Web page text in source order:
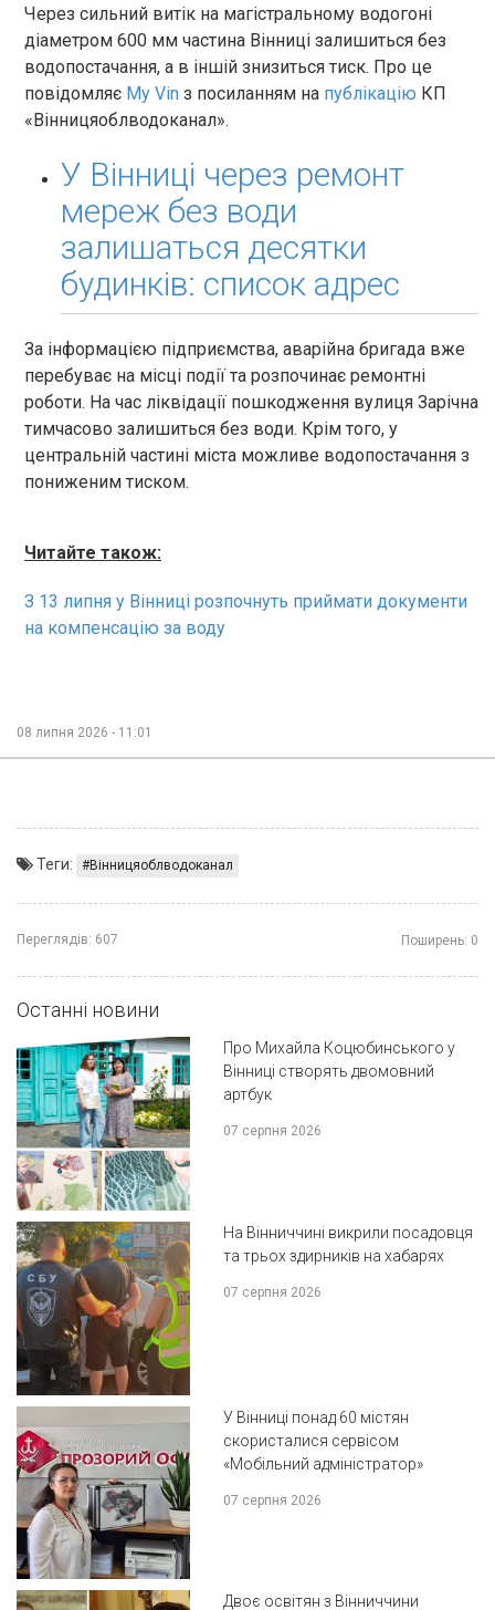
Через сильний витік на магістральному водогоні
діаметром 600 мм частина Вінниці залишиться без
водопостачання, а в іншій знизиться тиск. Про це
повідомляє My Vin з посиланням на публікацію КП
«Вінницяоблводоканал».
У Вінниці через ремонт
мереж без води
залишаться десятки
будинків: список адрес
За інформацією підприємства, аварійна бригада вже
перебуває на місці події та розпочинає ремонтні
роботи. На час ліквідації пошкодження вулиця Зарічна
тимчасово залишиться без води. Крім того, у
центральній частині міста можливе водопостачання з
пониженим тиском.
Читайте також:
З 13 липня у Вінниці розпочнуть приймати документи
на компенсацію за воду
08 липня 2026 - 11:01
Теги: Вінницяоблводоканал
Переглядів: 607 Поширень: 0
Останні новини
Про Михайла Коцюбинського у
Вінниці створять двомовний
артбук
07 серпня 2026
На Вінниччині викрили посадовця
та трьох здирників на хабарях
07 серпня 2026
У Вінниці понад 60 містян
скористалися сервісом
«Мобільний адміністратор»
07 серпня 2026
Двоє освітян з Вінниччини